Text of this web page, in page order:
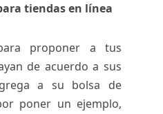
tiendas en línea
proponer a tus
de acuerdo a sus
a su bolsa de
poner un ejemplo,